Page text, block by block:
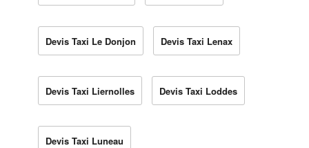
Devis Taxi Le Donjon Devis Taxi Lenax
Devis Taxi Liernolles Devis Taxi Loddes
Devis Taxi Luneau